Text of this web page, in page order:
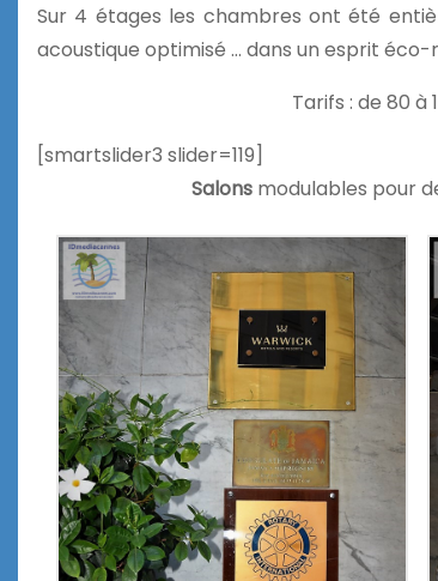
Sur 4 étages les chambres ont été
acoustique optimisé … dans un esprit
Tarifs : de 80 à
[smartslider3 slider=119]
Salons modulables pour